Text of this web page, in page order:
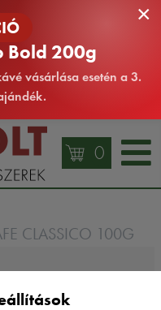
×
Bold 200g
vásárlása esetén a 3.
0
CLASSICO 100G